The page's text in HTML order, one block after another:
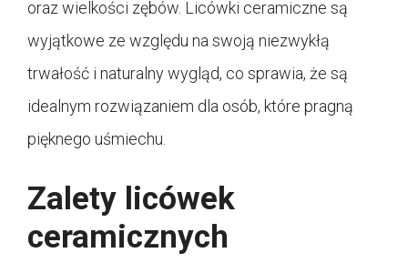
oraz wielkości zębów. Licówki ceramiczne są
wyjątkowe ze względu na swoją niezwykłą
trwałość i naturalny wygląd, co sprawia, że są
idealnym rozwiązaniem dla osób, które pragną
pięknego uśmiechu.
Zalety licówek
ceramicznych